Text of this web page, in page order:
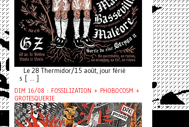
Le 28 Thermidor/15 août, jour férié
s [ ... ]
DIM 16/08 : FOSSILIZATION + PHOBOCOSM +
GROTESQUERIE